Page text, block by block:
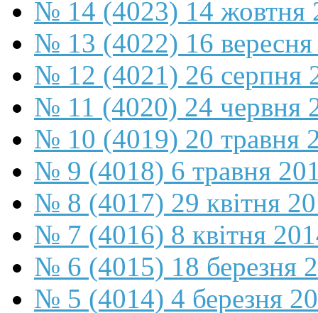
№ 14 (4023) 14 жовтня
№ 13 (4022) 16
№ 12 (4021) 26 серпня
№ 11 (4020) 24 червня
№ 10 (4019) 20 травня
№ 9 (4018) 6 травня
№ 8 (4017) 29 квітня
№ 7 (4016) 8 квітня
№ 6 (4015) 18 березня
№ 5 (4014) 4 березня